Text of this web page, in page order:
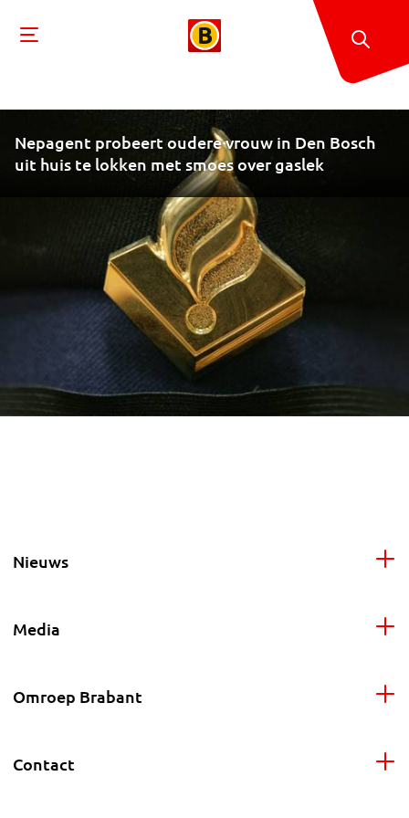
Nepagent probeert oudere vrouw in Den Bosch
uit huis te lokken met smoes over gaslek
Nieuws
Media
Omroep Brabant
Contact